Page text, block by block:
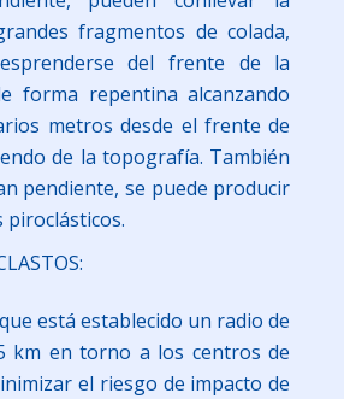
fragmentos de colada,
del frente de la
forma repentina alcanzando
metros desde el frente de
de la topografía. También
pendiente, se puede producir
piroclásticos.
está establecido un radio de
km en torno a los centros de
el riesgo de impacto de